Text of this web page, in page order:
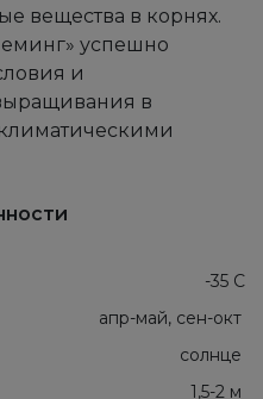
вещества в корнях.
успешно
и
в
-35 С
апр-май, сен-окт
солнце
1,5-2 м